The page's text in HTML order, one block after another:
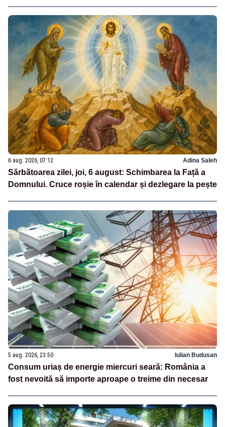
6 aug. 2026, 07:12 Adina Saleh
Sărbătoarea zilei, joi, 6 august: Schimbarea la Față a
Domnului. Cruce roșie în calendar și dezlegare la pește
5 aug. 2026, 23:50 Iulian Budusan
Consum uriaș de energie miercuri seară: România a
fost nevoită să importe aproape o treime din necesar